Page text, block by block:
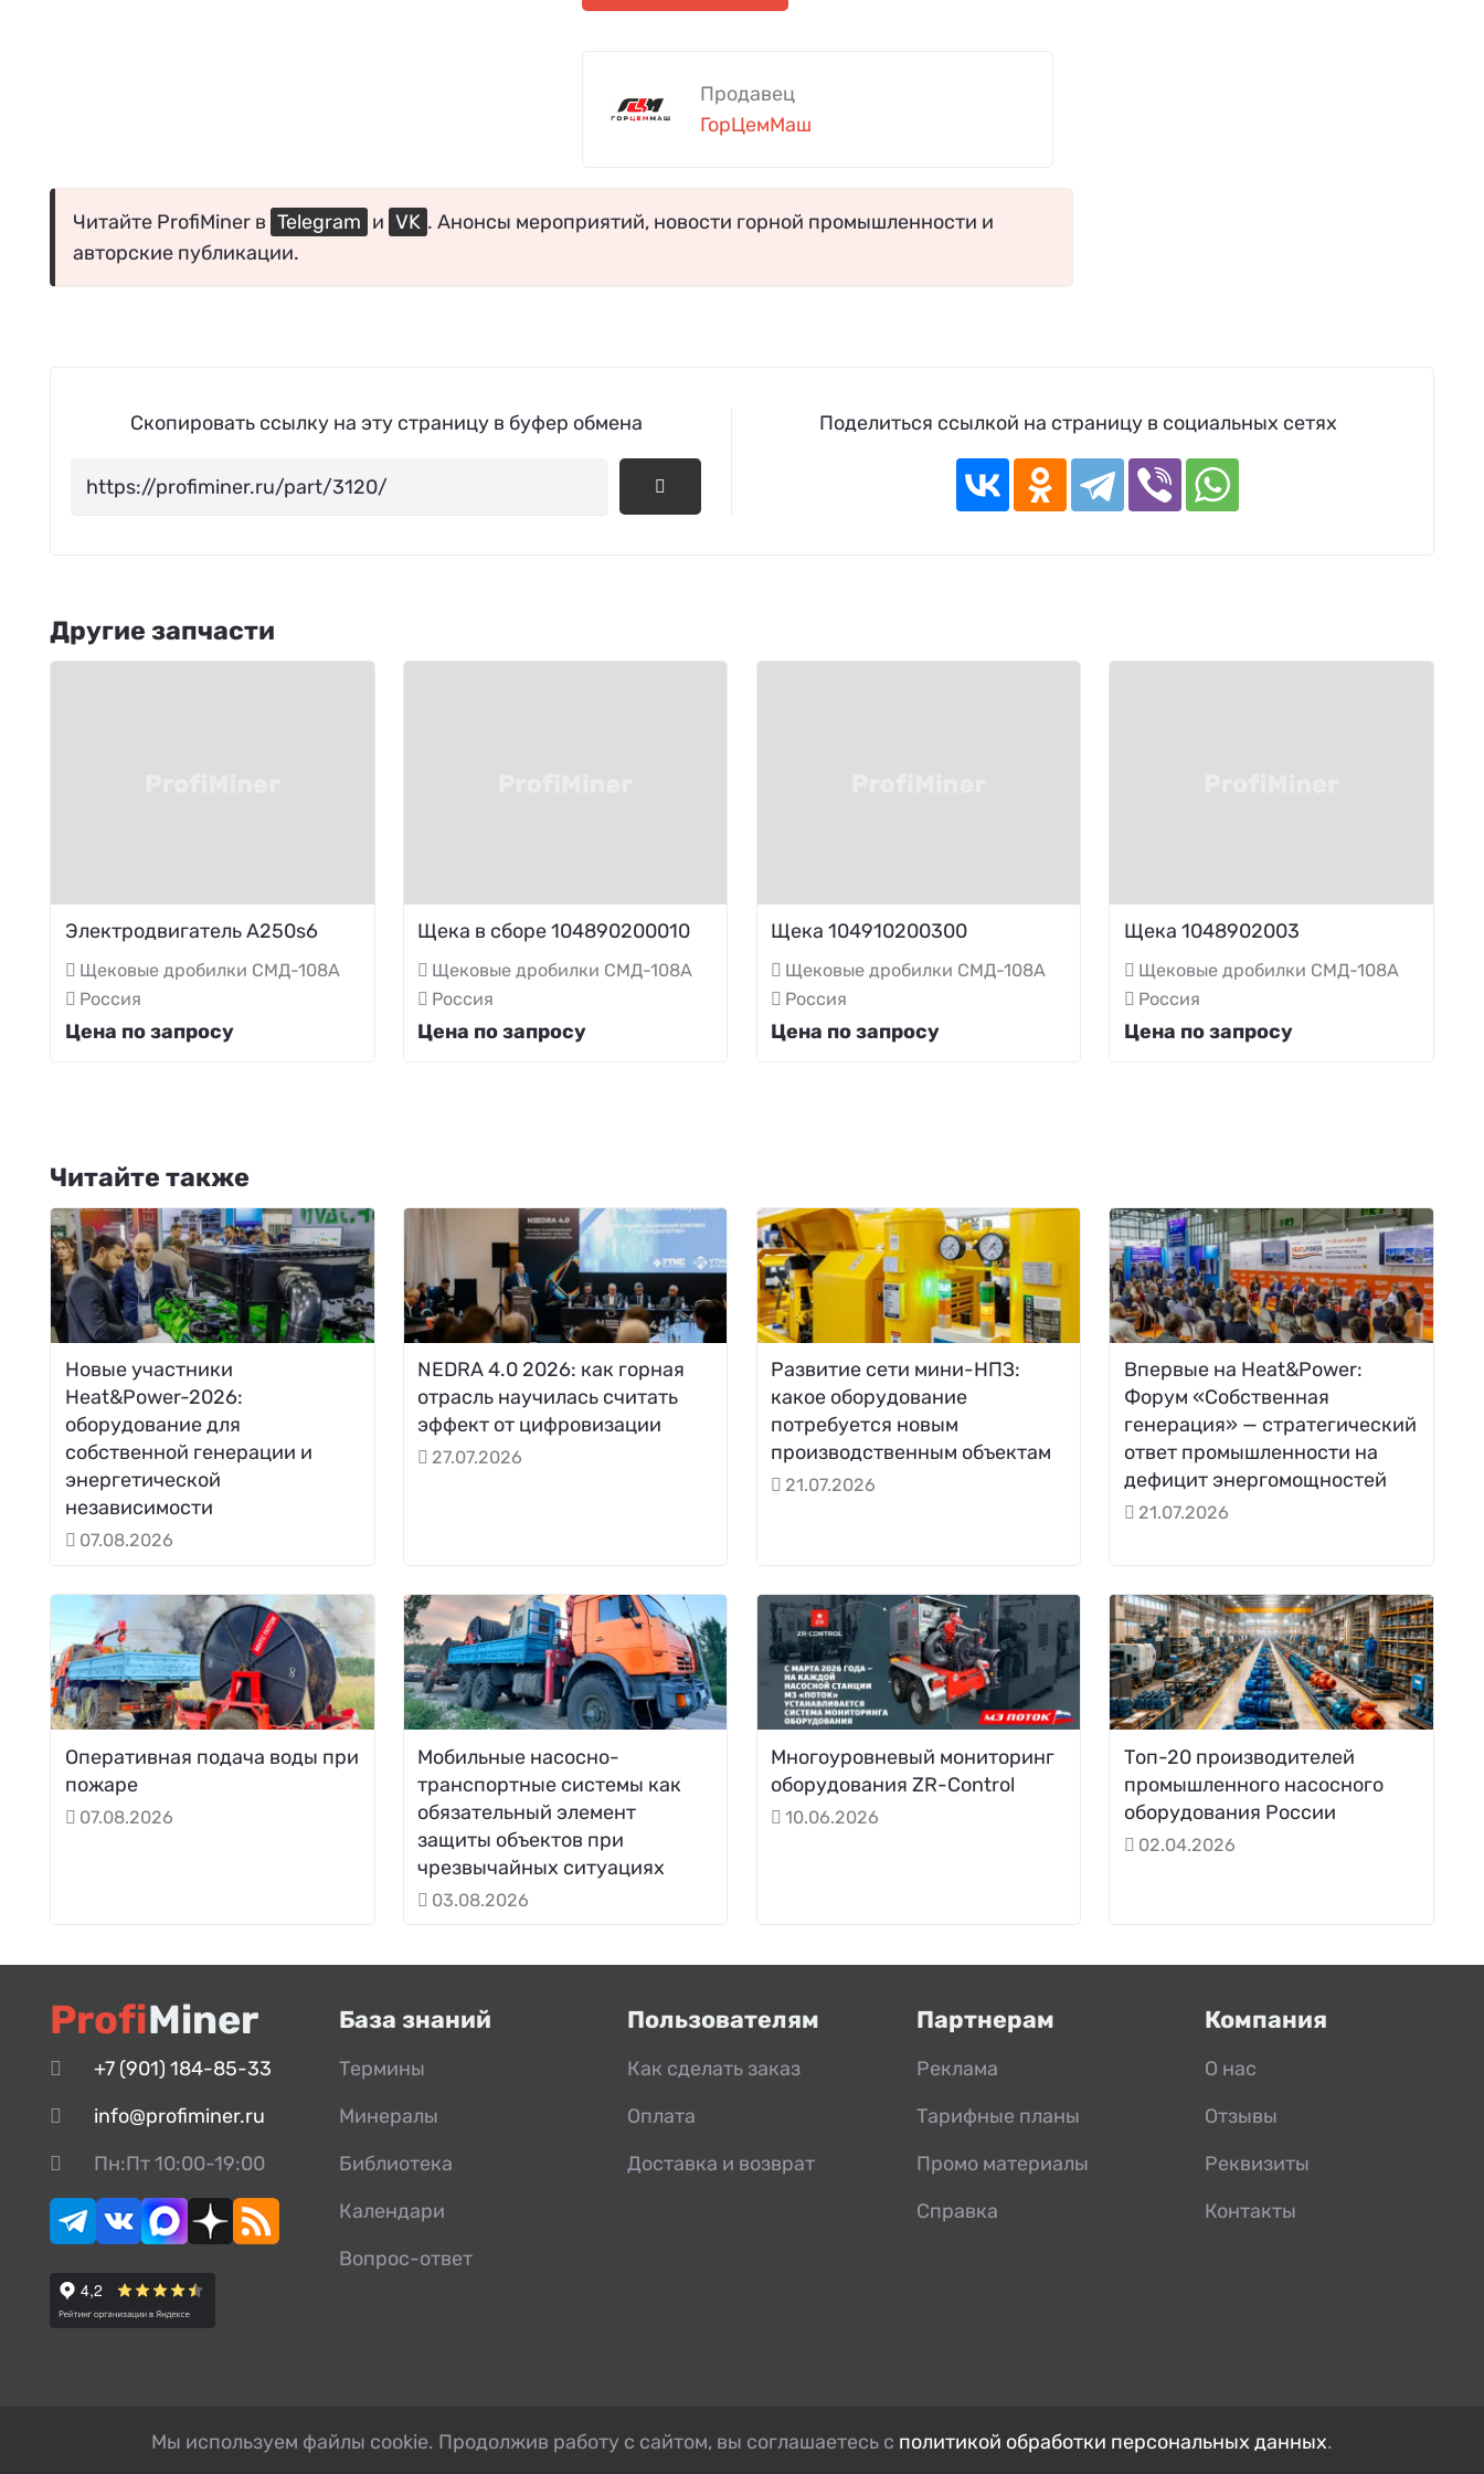
Продавец
ГорЦемМаш
Читайте ProfiMiner в Telegram и VK . Анонсы мероприятий, новости горной промышленности и
авторские публикации.
Скопировать ссылку на эту страницу в буфер обмена Поделиться ссылкой на страницу в социальных сетях
Другие запчасти
Электродвигатель A250s6
Щековые дробилки СМД-108А
Россия
Цена по запросу
Щека в сборе 104890200010
Щековые дробилки СМД-108А
Россия
Цена по запросу
Щека 104910200300
Щековые дробилки СМД-108А
Россия
Цена по запросу
Щека 1048902003
Щековые дробилки СМД-108А
Россия
Цена по запросу
Читайте также
Новые участники
Heat&Power-2026:
оборудование для
собственной генерации и
энергетической
независимости
07.08.2026
NEDRA 4.0 2026: как горная
отрасль научилась считать
эффект от цифровизации
27.07.2026
Развитие сети мини-НПЗ:
какое оборудование
потребуется новым
производственным объектам
21.07.2026
Впервые на Heat&Power:
Форум «Собственная
генерация» — стратегический
ответ промышленности на
дефицит энергомощностей
21.07.2026
Оперативная подача воды при
пожаре
07.08.2026
Мобильные насосно-
транспортные системы как
обязательный элемент
защиты объектов при
чрезвычайных ситуациях
03.08.2026
Многоуровневый мониторинг
оборудования ZR-Control
10.06.2026
Топ-20 производителей
промышленного насосного
оборудования России
02.04.2026
ProfiMiner
+7 (901) 184-85-33
info@profiminer.ru
Пн:Пт 10:00-19:00
База знаний
Термины
Минералы
Библиотека
Календари
Вопрос-ответ
Пользователям
Как сделать заказ
Оплата
Доставка и возврат
Партнерам
Реклама
Тарифные планы
Промо материалы
Справка
Компания
О нас
Отзывы
Реквизиты
Контакты
Мы используем файлы cookie. Продолжив работу с сайтом, вы соглашаетесь с политикой обработки персональных данных.